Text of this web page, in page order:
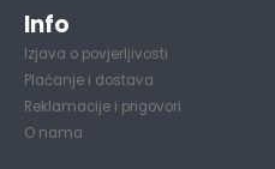
Info
Izjava o povjerljivosti
Plaćanje i dostava
Reklamacije i prigovori
O nama